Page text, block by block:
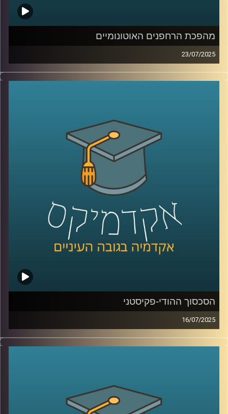
מהפכת הרחפנים האוטונומיים
23/07/2025
רחפן לוחם שמזהה, בוחר ותוקף מטרה בלי התערבות של אף
אדם. האם זו כבר המציאות? והאם זה בכלל חוקי? בפרק של
המלאכותית פוגשת את המשפט הבינלאומי, ומה תפקידו של
האדם, אם בכלל, בתוך מעגל ההפעלה.
האורח שלי היום הוא אביב בר זוהר, דוקטורנט בבית ספר רדזינר
למשפטים באוניברסיטת רייכמן, המקדיש את מחקרו לנושא
החם והמורכב של רובוטים קטלניים בשדה הקרב, תוך בחינת
החוקיות, המוסריות ומידת מעורבות האדם בהפעלתם. אביב
מביא עמו שילוב ייחודי של ניסיון משפטי, צבאי וטכנולוגי: הוא
בוגר מצטיין במשפטים ובמנהל עסקים, שירת כ-25 שנה בחיל
האוויר והיום משמש כמומחה בתחום הרחפנים וניהול המרחב
האווירי במיזם הרחפנים הלאומי.
הסכסוך ההודי-פקיסטני
16/07/2025
ב-22 באפריל 2025, אירע פיגוע טרור קטלני בעיירת הנופש
שבחבל קשמיר, בו נרצחו 26 בני אדם. הפיגוע, שנחשב
בתשתיות טרור הנתמכות בידי פקיסטן. והמתיחות בין שתי
המעצמות הגרעיניות שוב עלתה מדרגה.